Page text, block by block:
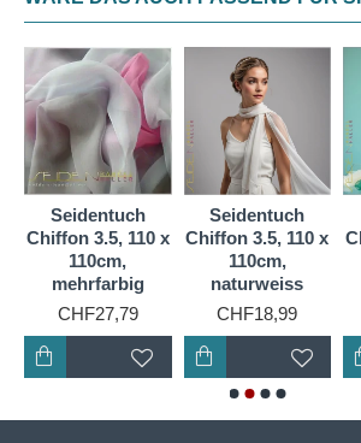
Filzprodukte. Wir bieten Ponge 06
verschiedenen Formen an, sowohl in
in einer riesigen Farbauswahl.
Seidentuch
Chiffon 3.5, 110 x
110cm,
mehrfarbig
CHF27,79
Seidentuch
Chiffon 3.5, 110 x
110cm,
naturweiss
CHF18,99